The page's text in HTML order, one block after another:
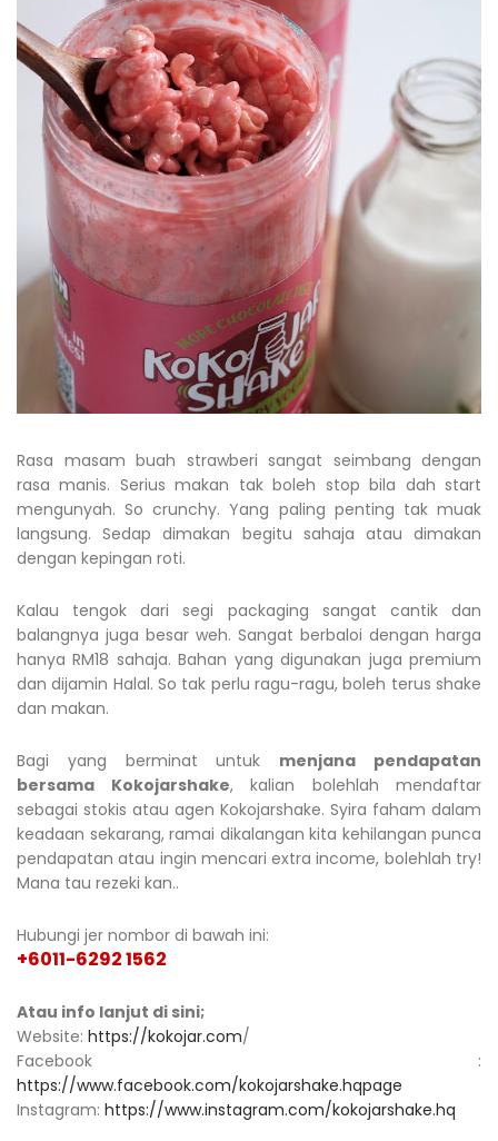
Rasa masam buah strawberi sangat seimbang dengan
rasa manis. Serius makan tak boleh stop bila dah start
mengunyah. So crunchy. Yang paling penting tak muak
langsung. Sedap dimakan begitu sahaja atau dimakan
dengan kepingan roti.
Kalau tengok dari segi packaging sangat cantik dan
balangnya juga besar weh. Sangat berbaloi dengan harga
hanya RM18 sahaja. Bahan yang digunakan juga premium
dan dijamin Halal. So tak perlu ragu-ragu, boleh terus shake
dan makan.
Bagi yang berminat untuk menjana pendapatan
bersama Kokojarshake, kalian bolehlah mendaftar
sebagai stokis atau agen Kokojarshake. Syira faham dalam
keadaan sekarang, ramai dikalangan kita kehilangan punca
pendapatan atau ingin mencari extra income, bolehlah try!
Mana tau rezeki kan..
Hubungi jer nombor di bawah ini:
+6011-6292 1562
Atau info lanjut di sini;
Website: https://kokojar.com/
Facebook :
https://www.facebook.com/kokojarshake.hqpage
Instagram: https://www.instagram.com/kokojarshake.hq